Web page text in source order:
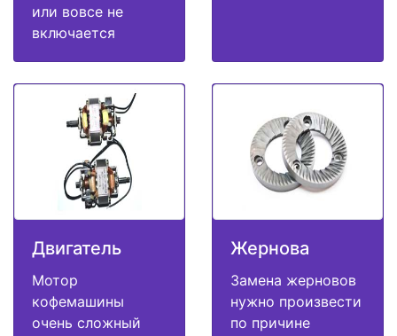
или вовсе не
включается
Двигатель
Мотор
кофемашины
очень сложный
Жернова
Замена жерновов
нужно произвести
по причине